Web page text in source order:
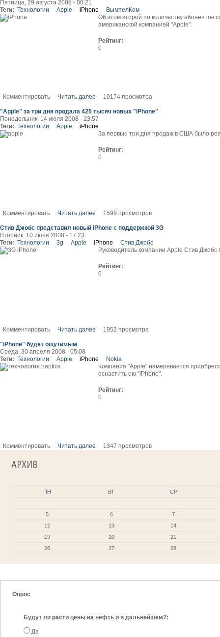
Пятница, 29 августа 2008 - 00:21
Теги: Технологии Apple iPhone
ВымпелКом
Об этом второй по количеству абонентов
американской компанией "Apple".
Рейтинг:
0
Комментировать Читать далее 10174 просмотра
"Apple" за три дня продала 425 тысяч новых "iPhone"
Понедельник, 14 июля 2008 - 23:57
Теги: Технологии Apple
iPhone
За первые три дня продаж в США было
Рейтинг:
0
Комментировать Читать далее 1599 просмотров
Стив Джобс представил новый iPhone c поддержкой 3G
Вторник, 10 июня 2008 - 17:23
Теги: Технологии 3g Apple iPhone
Стив Джобс
Руководитель компании Apple Стив
Рейтинг:
0
Комментировать Читать далее 1952 просмотра
"iPhone" будет ощутимым
Среда, 30 апреля 2008 - 05:08
Теги: Технологии Apple iPhone
Nokia
Компания "Apple" намеревается
оснастить ею "iPhone".
Рейтинг:
0
Комментировать Читать далее 1347 просмотров
АРХИВ
ПН ВТ СР
5 6
7
12
13
14
19
20
21
26
27 28
Опрос
Будут ли расти цены на нефть и в дальнейшем?:
Да